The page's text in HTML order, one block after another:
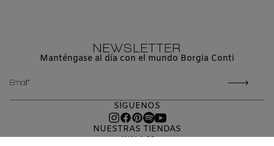
NEWSLETTER
Manténgase al día con el mundo Borgia Conti
SÍGUENOS
NUESTRAS TIENDAS
AYALA 38